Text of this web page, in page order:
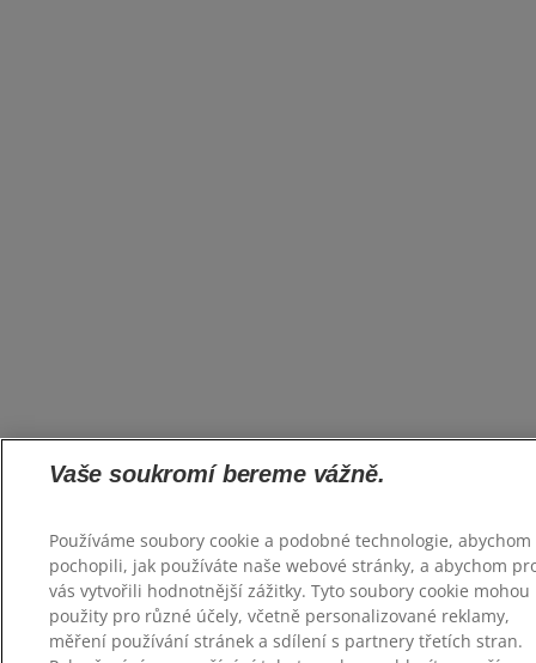
Vaše soukromí bereme vážně.
Používáme soubory cookie a podobné technologie, abychom
pochopili, jak používáte naše webové stránky, a abychom
vás vytvořili hodnotnější zážitky. Tyto soubory cookie mohou
použity pro různé účely, včetně personalizované reklamy,
měření používání stránek a sdílení s partnery třetích stran.